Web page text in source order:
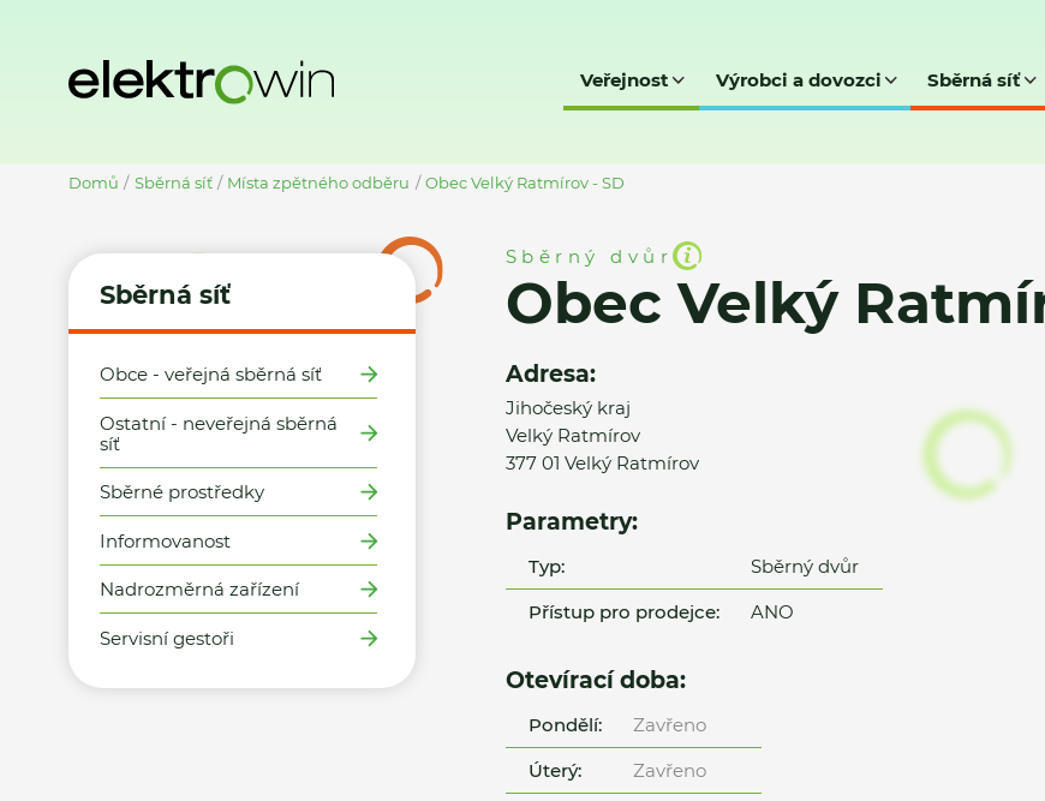
Veřejnost Výrobci a dovozci Sběrná síť
Domů Sběrná síť Místa zpětného odběru Obec Velký Ratmírov - SD
Sběrná síť
Obce - veřejná sběrná síť
Ostatní - neveřejná sběrná
síť
Sběrné prostředky
Informovanost
Nadrozměrná zařízení
Servisní gestoři
Sběrný dvůr
Obec Velký
Adresa:
Jihočeský kraj
Velký Ratmírov
377 01 Velký Ratmírov
Parametry:
Typ:
Sběrný dvůr
Přístup pro prodejce:
ANO
Otevírací doba:
Pondělí:
Zavřeno
Úterý:
Zavřeno